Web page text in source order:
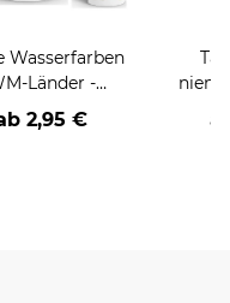
Wasserfarben
Länder -
2,95 €